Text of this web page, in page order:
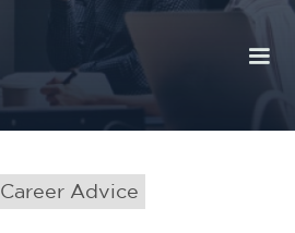
Career Advice